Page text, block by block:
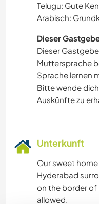
Telugu: Gute
Arabisch:
Dieser
Dieser
Muttersprache
Sprache lernen
Bitte wende
Auskünfte zu
Unterkunft
Our sweet
Hyderabad
on the border of
allowed.